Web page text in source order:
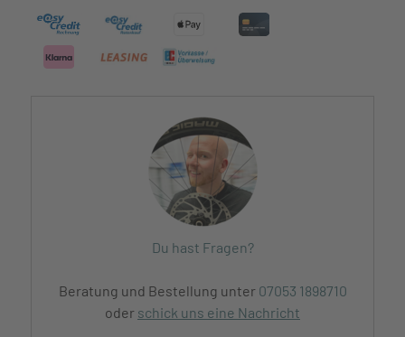
Du hast Fragen?
Beratung und Bestellung unter 07053 1898710
oder schick uns eine Nachricht